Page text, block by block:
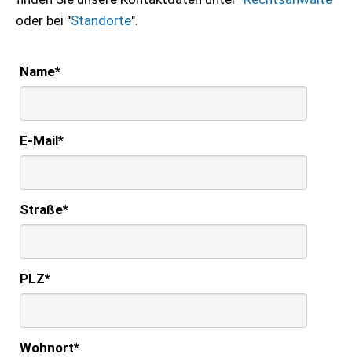
oder bei "Standorte".
Name*
E-Mail*
Straße*
PLZ*
Wohnort*